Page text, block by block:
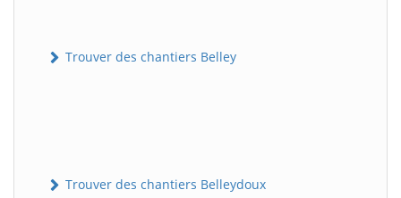
Trouver des chantiers Belley
Trouver des chantiers Belleydoux